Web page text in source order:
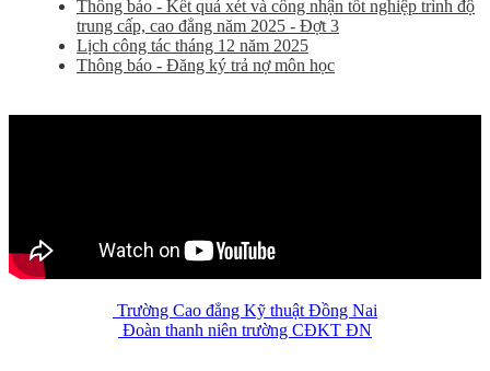
Thông báo - Kết quả xét và công nhận tốt nghiệp trình độ
trung cấp, cao đẳng năm 2025 - Đợt 3
Lịch công tác tháng 12 năm 2025
Thông báo - Đăng ký trả nợ môn học
Trường Cao đẳng Kỹ thuật Đồng Nai
Đoàn thanh niên trường CĐKT ĐN